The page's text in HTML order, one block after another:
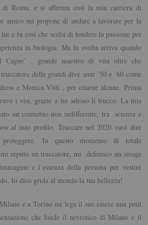
di Roma, e si afferma così la mia carriera di
amico mi propone di andare a lavorare per la
e fu così che scelsi di fondere la passione per
in biologia. Ma la svolta arriva quando
, grande maestro di vita oltre che
delle grandi dive anni ’50 e ’60 come
e Monica Vitti , per citarne alcune. Prima
i visi, grazie a lui adesso li trucco. La mia
un connubio non indifferente, tra scienza e
al mio profilo. Truccare nel 2020 vuol dire
In questo momento di totale
reputo un truccatore, mi definisco un image
e l’essenza della persona per vestire
Io dico grida al mondo la tua bellezza!
e a Torino mi lega il suo essere una petit
che fonde il nevrotico di Milano e il